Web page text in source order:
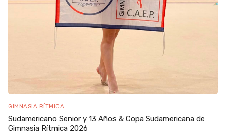
GIMNASIA RÍTMICA
Sudamericano Senior y 13 Años & Copa Sudamericana de
Gimnasia Rítmica 2026